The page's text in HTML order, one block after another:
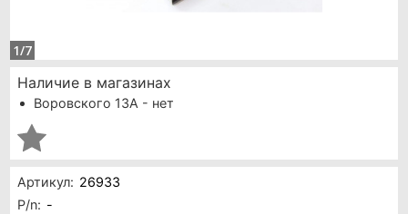
1/7
Артикул: 26933
P/n: -
Наличие в магазинах
Воровского 13А - нет